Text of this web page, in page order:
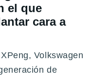
el que
cara a
Volkswagen
de